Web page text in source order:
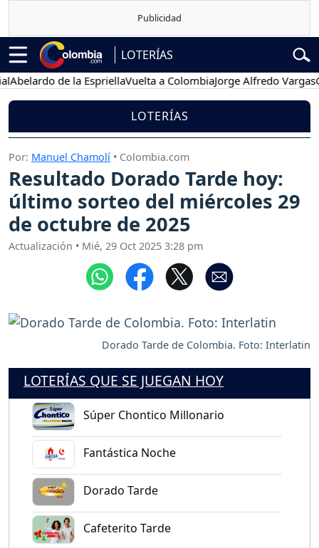
LOTERÍAS
de la EspriellaVuelta a ColombiaJorge Alfredo Vargas
LOTERÍAS
Por: Manuel Chamolí • Colombia.com
Resultado Dorado Tarde hoy:
último sorteo del miércoles 29
de octubre de 2025
Actualización • Mié, 29 Oct 2025 3:28 pm
Dorado Tarde de Colombia. Foto: Interlatin
LOTERÍAS QUE SE JUEGAN HOY
Súper Chontico Millonario
Fantástica Noche
Dorado Tarde
Cafeterito Tarde